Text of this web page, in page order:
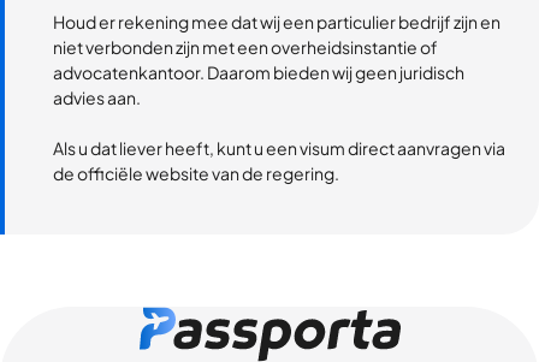
Houd er rekening mee dat wij een particulier bedrijf zijn en
niet verbonden zijn met een overheidsinstantie of
advocatenkantoor. Daarom bieden wij geen juridisch
advies aan.
Als u dat liever heeft, kunt u een visum direct aanvragen via
de officiële website van de regering.